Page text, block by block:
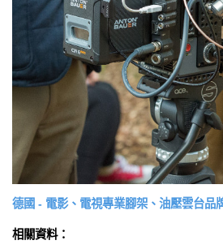
德國 - 電影、電視專業腳架、油壓雲台品
相關資料：